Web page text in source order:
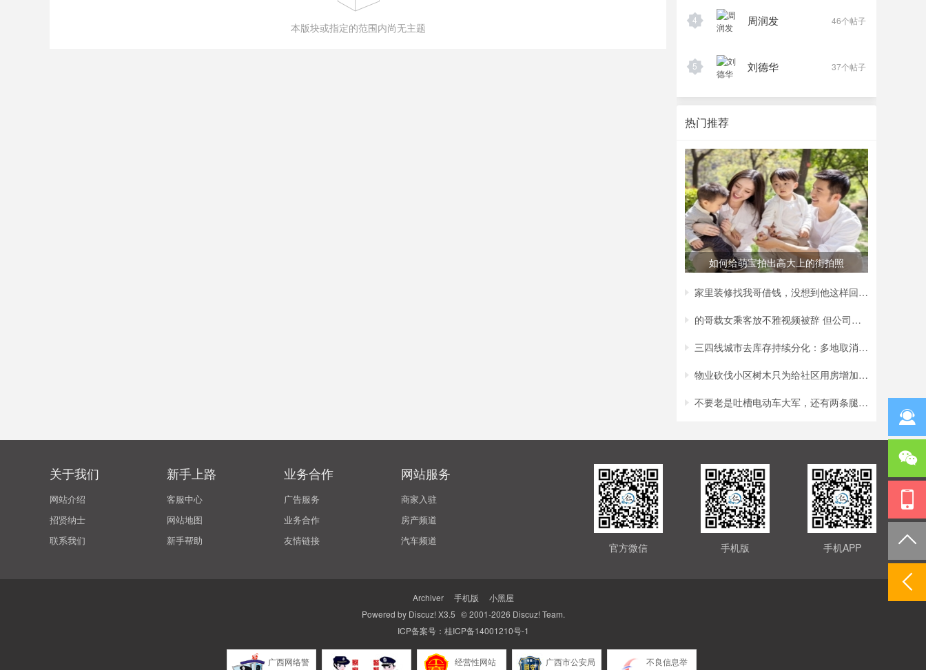
本版块或指定的范围内尚无主题
4 周润发 46个帖子
5 刘德华 37个帖子
热门推荐
如何给萌宝拍出高大上的街拍照
家里装修找我哥借钱，没想到他这样回复我，
的哥载女乘客放不雅视频被辞 但公司称非黄
三四线城市去库存持续分化：多地取消购房补
物业砍伐小区树木只为给社区用房增加采光？
不要老是吐槽电动车大军，还有两条腿的行人
关于我们
网站介绍
招贤纳士
联系我们
新手上路
客服中心
网站地图
新手帮助
业务合作
广告服务
业务合作
友情链接
网站服务
商家入驻
房产频道
汽车频道
手机APP
手机版
官方微信
Archiver 手机版
小黑屋
Powered by Discuz! X3.5 © 2001-2026 Discuz! Team.
ICP备案号： 桂ICP备14001210号-1
广西网络警 经营性网站 广西市公安局 不良信息举